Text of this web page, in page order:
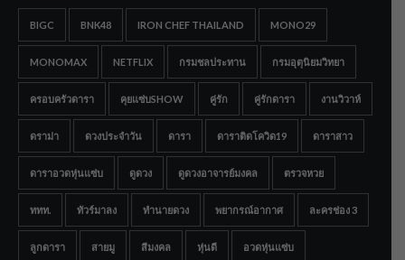
BIGC BNK48 IRON CHEF THAILAND MONO29
MONOMAX NETFLIX กรมชลประทาน กรมอุตุนิยมวิทยา
ครอบครัวดารา คุยแซ่บSHOW คู่รัก คู่รักดารา งานวิวาห์
ดราม่า ดวงประจำวัน ดารา ดาราติดโควิด19 ดาราสาว
ดาราอวดหุ่นแซ่บ ดูดวง ดูดวงอาจารย์มงคล ตรวจหวย
ททท. ทัวร์มาลง ทำนายดวง พยากรณ์อากาศ ละครช่อง 3
ลูกดารา สายมู สีมงคล หุ่นดี อวดหุ่นแซ่บ